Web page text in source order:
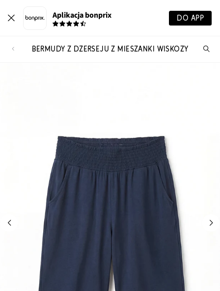
Aplikacja bonprix DO APP
BERMUDY Z DŻERSEJU Z MIESZANKI WISKOZY